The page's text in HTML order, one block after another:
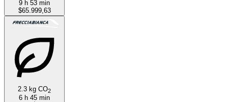
9 h 53 min
$65.999,63
2.3 kg CO2
6 h 45 min